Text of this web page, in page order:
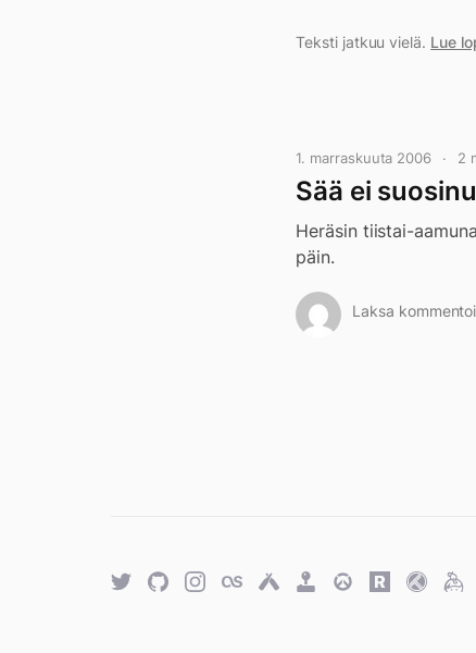
Teksti jatkuu vielä. Lue
1. marraskuuta 2006 2
Sää ei
Heräsin tiistai-
päin.
Laksa
TwitterGitHubTwitterLast.fmUntappd
RetroOverwatch
Rawg.ioTrakt